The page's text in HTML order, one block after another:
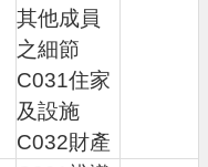
其他成員
之細節
C031住家
及設施
C032財產